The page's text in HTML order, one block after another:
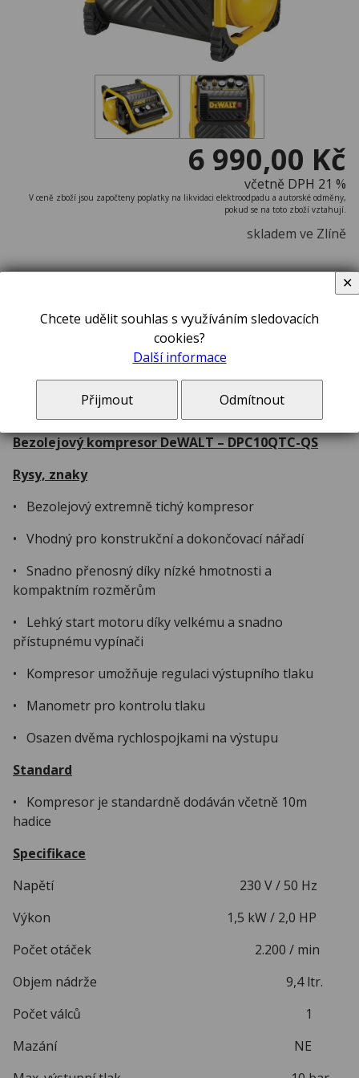
6 990,00 Kč
včetně DPH 21 %
V ceně zboží jsou započteny poplatky na likvidaci elektroodpadu a autorské odměny,
pokud se na toto zboží vztahují.
skladem ve Zlíně
Bezolejový vzduchový kompresor 9,4L + 10m hadice
Bezolejový kompresor DeWALT – DPC10QTC-QS
Rysy, znaky
• Bezolejový extremně tichý kompresor
• Vhodný pro konstrukční a dokončovací nářadí
• Snadno přenosný díky nízké hmotnosti a
kompaktním rozměrům
• Lehký start motoru díky velkému a snadno
přístupnému vypínači
• Kompresor umožňuje regulaci výstupního tlaku
• Manometr pro kontrolu tlaku
• Osazen dvěma rychlospojkami na výstupu
Standard
• Kompresor je standardně dodáván včetně 10m
hadice
Specifikace
Napětí 230 V / 50 Hz
Výkon 1,5 kW / 2,0 HP
Počet otáček 2.200 / min
Objem nádrže 9,4 ltr.
Počet válců 1
Mazání NE
Chcete udělit souhlas s využíváním sledovacích
cookies?
Další informace
Přijmout Odmítnout
✕